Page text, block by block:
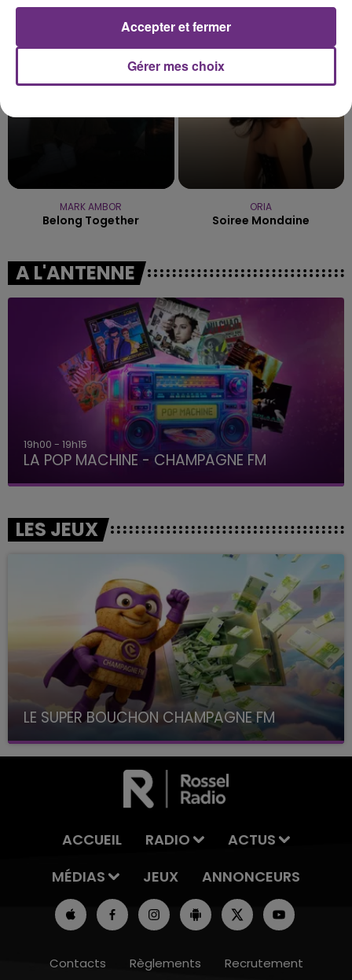
Walking Away Frerot
MARK AMBOR
Belong Together
ORIA
Soiree Mondaine
A L'ANTENNE
19h00 - 19h15
LA POP MACHINE - CHAMPAGNE FM
LES JEUX
LE SUPER BOUCHON CHAMPAGNE FM
avec La Famille Champagne FM, à 8H10
ACCUEIL RADIO
ACTUS
MÉDIAS
JEUX ANNONCEURS
Contacts Règlements Recrutement
Gérer mes choix
Accepter et fermer